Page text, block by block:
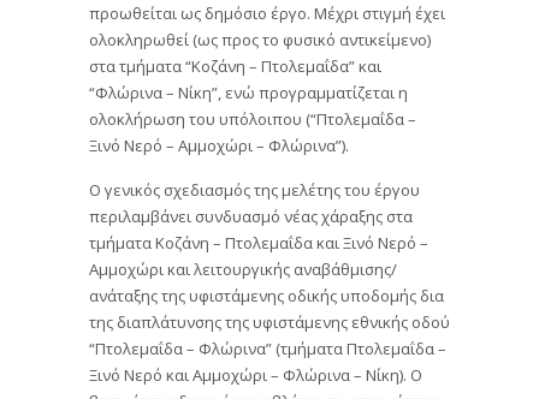
προωθείται ως δημόσιο έργο. Μέχρι στιγμή έχει
ολοκληρωθεί (ως προς το φυσικό αντικείμενο)
στα τμήματα “Κοζάνη – Πτολεμαΐδα” και
“Φλώρινα – Νίκη”, ενώ προγραμματίζεται η
ολοκλήρωση του υπόλοιπου (“Πτολεμαΐδα –
Ξινό Νερό – Αμμοχώρι – Φλώρινα”).
Ο γενικός σχεδιασμός της μελέτης του έργου
περιλαμβάνει συνδυασμό νέας χάραξης στα
τμήματα Κοζάνη – Πτολεμαΐδα και Ξινό Νερό –
Αμμοχώρι και λειτουργικής αναβάθμισης/
ανάταξης της υφιστάμενης οδικής υποδομής δια
της διαπλάτυνσης της υφιστάμενης εθνικής οδού
“Πτολεμαΐδα – Φλώρινα” (τμήματα Πτολεμαΐδα –
Ξινό Νερό και Αμμοχώρι – Φλώρινα – Νίκη). Ο